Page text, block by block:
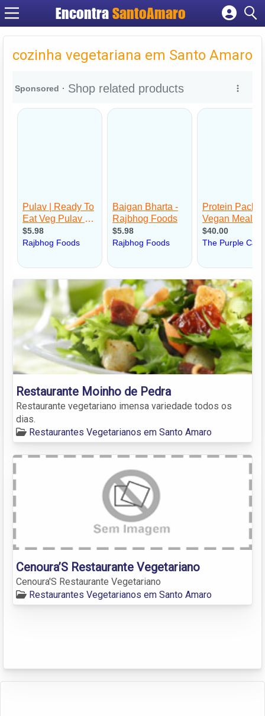
Encontra SantoAmaro
Cadastrar empresa
Criar conta
cozinha vegetariana em Santo Amaro
Restaurante Moinho de Pedra
Restaurante vegetariano imensa variedade todos os
dias.
Restaurantes Vegetarianos em Santo Amaro
Cenoura’S Restaurante Vegetariano
Cenoura'S Restaurante Vegetariano
Restaurantes Vegetarianos em Santo Amaro